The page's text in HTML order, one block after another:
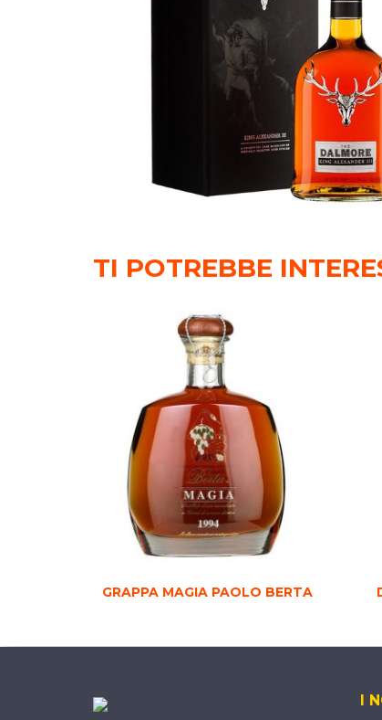
TI POTREBBE
GRAPPA MAGIA PAOLO BERTA
I